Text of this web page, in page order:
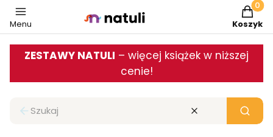
Menu Koszyk
ZESTAWY NATULI – więcej książek w niższej
cenie!
Zamknij wyszukiwarkę Wyczyść Szukaj